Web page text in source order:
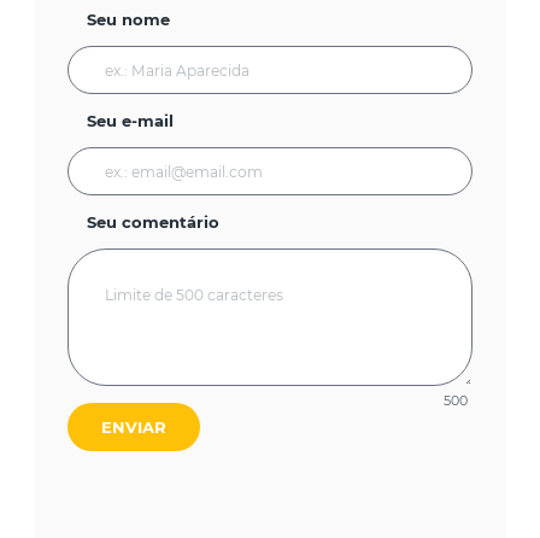
Seu nome
Seu e-mail
Seu comentário
500
ENVIAR